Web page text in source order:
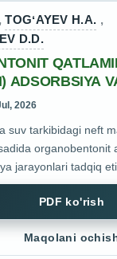
,TOGʻAYEV H.A. ,
D.D.
ADSORBSIYA
2026
suv tarkibidagi neft
organobentonit
jarayonlari tadqiq
kolonna sharoitida
PDF ko'rish
Maqolani